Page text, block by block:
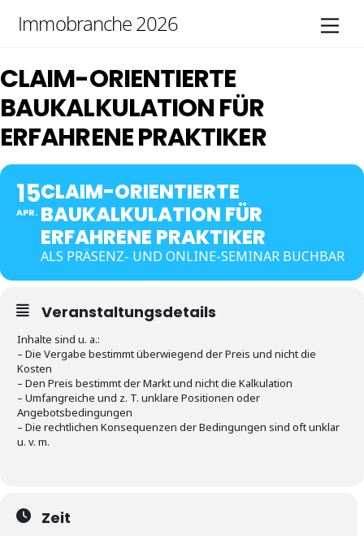
Immobranche 2026
CLAIM-ORIENTIERTE
BAUKALKULATION FÜR
ERFAHRENE PRAKTIKER
15
APR.
CLAIM-ORIENTIERTE
BAUKALKULATION FÜR
ERFAHRENE PRAKTIKER
ALS PRÄSENZ- UND ONLINE-SEMINAR BUCHBAR
Veranstaltungsdetails
Inhalte sind u. a.:
– Die Vergabe bestimmt überwiegend der Preis und nicht die
Kosten
– Den Preis bestimmt der Markt und nicht die Kalkulation
– Umfangreiche und z. T. unklare Positionen oder
Angebotsbedingungen
– Die rechtlichen Konsequenzen der Bedingungen sind oft unklar
u. v. m.
Zeit